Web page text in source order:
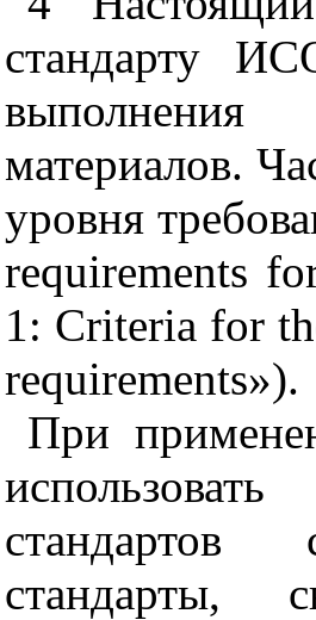
стандарту
выполнения
материалов.
уровня
requirements
1: Criteria for
requirements»).
При
стандартов
стандарты,